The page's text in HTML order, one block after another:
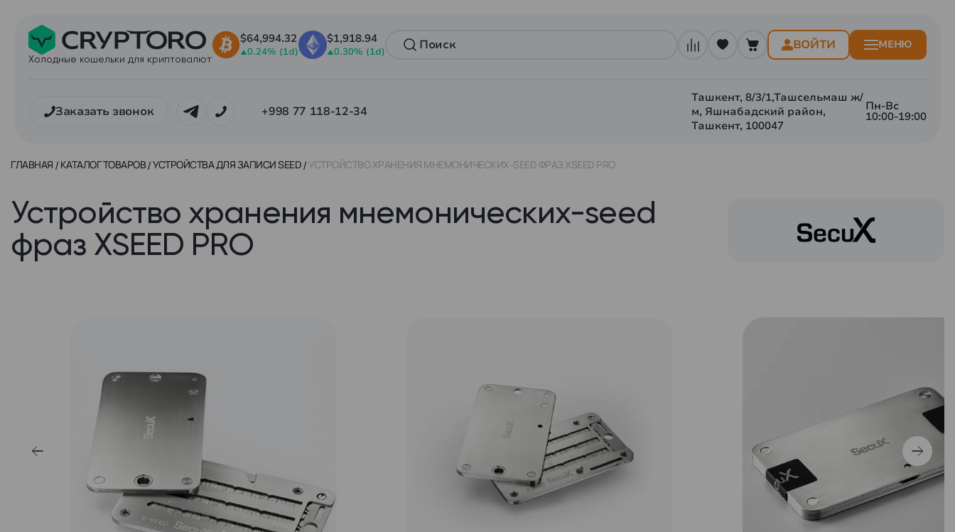
Холодные кошельки для криптовалют
$64,994.32
0.24% (1d)
$1,918.94
0.30% (1d) ВОЙТИ МЕНЮ
Заказать звонок +998 77 118-12-34
Ташкент, 8/3/1,Ташсельмаш ж/
м, Яшнабадский район,
Ташкент, 100047
Пн-Вс
10:00-19:00
ГЛАВНАЯ КАТАЛОГ ТОВАРОВ УСТРОЙСТВА ДЛЯ ЗАПИСИ SEED УСТРОЙСТВО ХРАНЕНИЯ МНЕМОНИЧЕСКИХ-SEED ФРАЗ XSEED PRO
Устройство хранения мнемонических-seed
фраз XSEED PRO